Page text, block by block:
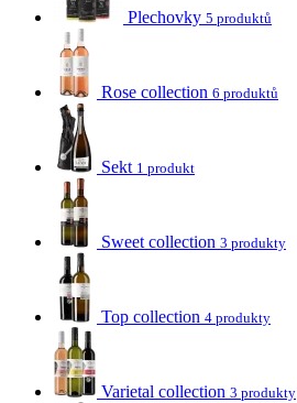
Plechovky 5 produktů
Rose collection 6 produktů
Sekt 1 produkt
Sweet collection 3 produkty
Top collection 4 produkty
Varietal collection 3 produkty